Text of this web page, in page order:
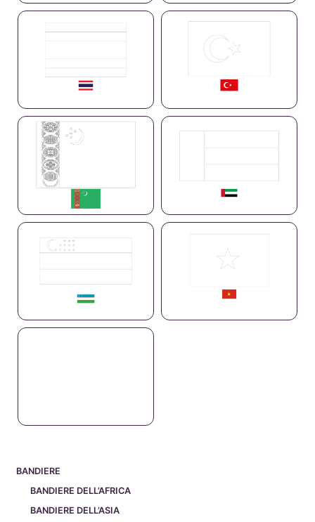
BANDIERE
BANDIERE DELL’AFRICA
BANDIERE DELL’ASIA